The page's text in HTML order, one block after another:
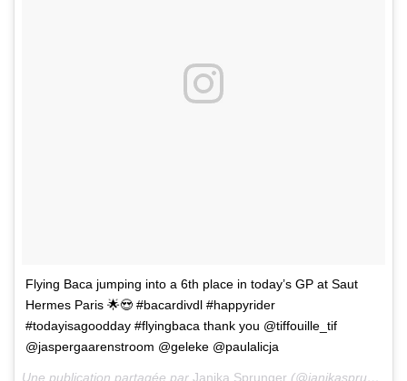
Flying Baca jumping into a 6th place in today’s GP at Saut
Hermes Paris 🌟😍 #bacardivdl #happyrider
#todayisagoodday #flyingbaca thank you @tiffouille_tif
@jaspergaarenstroom @geleke @paulalicja
Une publication partagée par Janika Sprunger (@janikasprunger) le